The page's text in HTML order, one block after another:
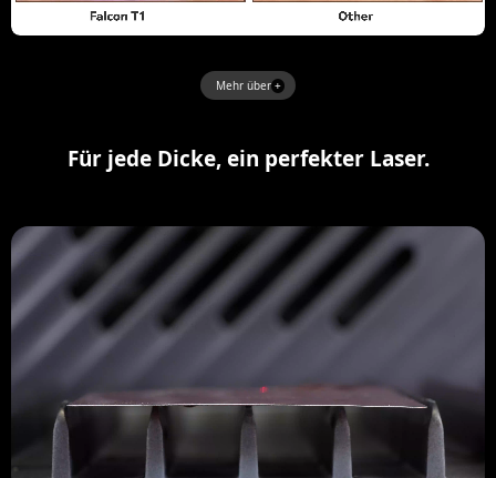
Mehr über
Für jede Dicke, ein perfekter Laser.